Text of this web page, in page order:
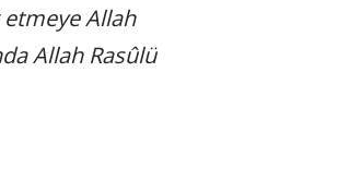
etmeye Allah
Allah Rasûlü